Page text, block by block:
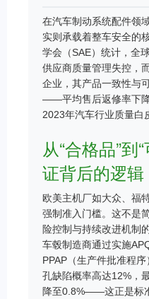
在汽车制动系统配件领
实则承载着整车安全的
学会（SAE）统计，全
供应商质量管理失控，
企业，其产品一致性与
——平均售后返修率下
2023年汽车行业质量白
从“合格品”到
证背后的逻辑
欧美主机厂如大众、福
强制准入门槛。这不是
险控制与持续改进机制
车毂制造商通过实施
PPAP（生产件批准程
孔缺陷概率高达12%，
降至0.8%——这正是标